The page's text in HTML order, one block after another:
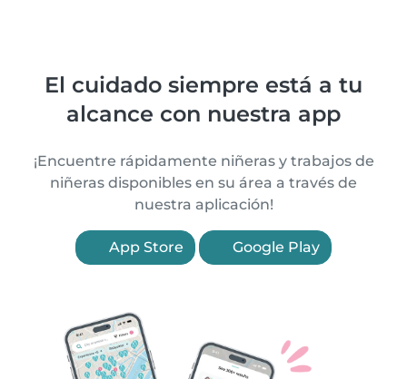
El cuidado siempre está a tu
alcance con nuestra app
¡Encuentre rápidamente niñeras y trabajos de
niñeras disponibles en su área a través de
nuestra aplicación!
App Store Google Play